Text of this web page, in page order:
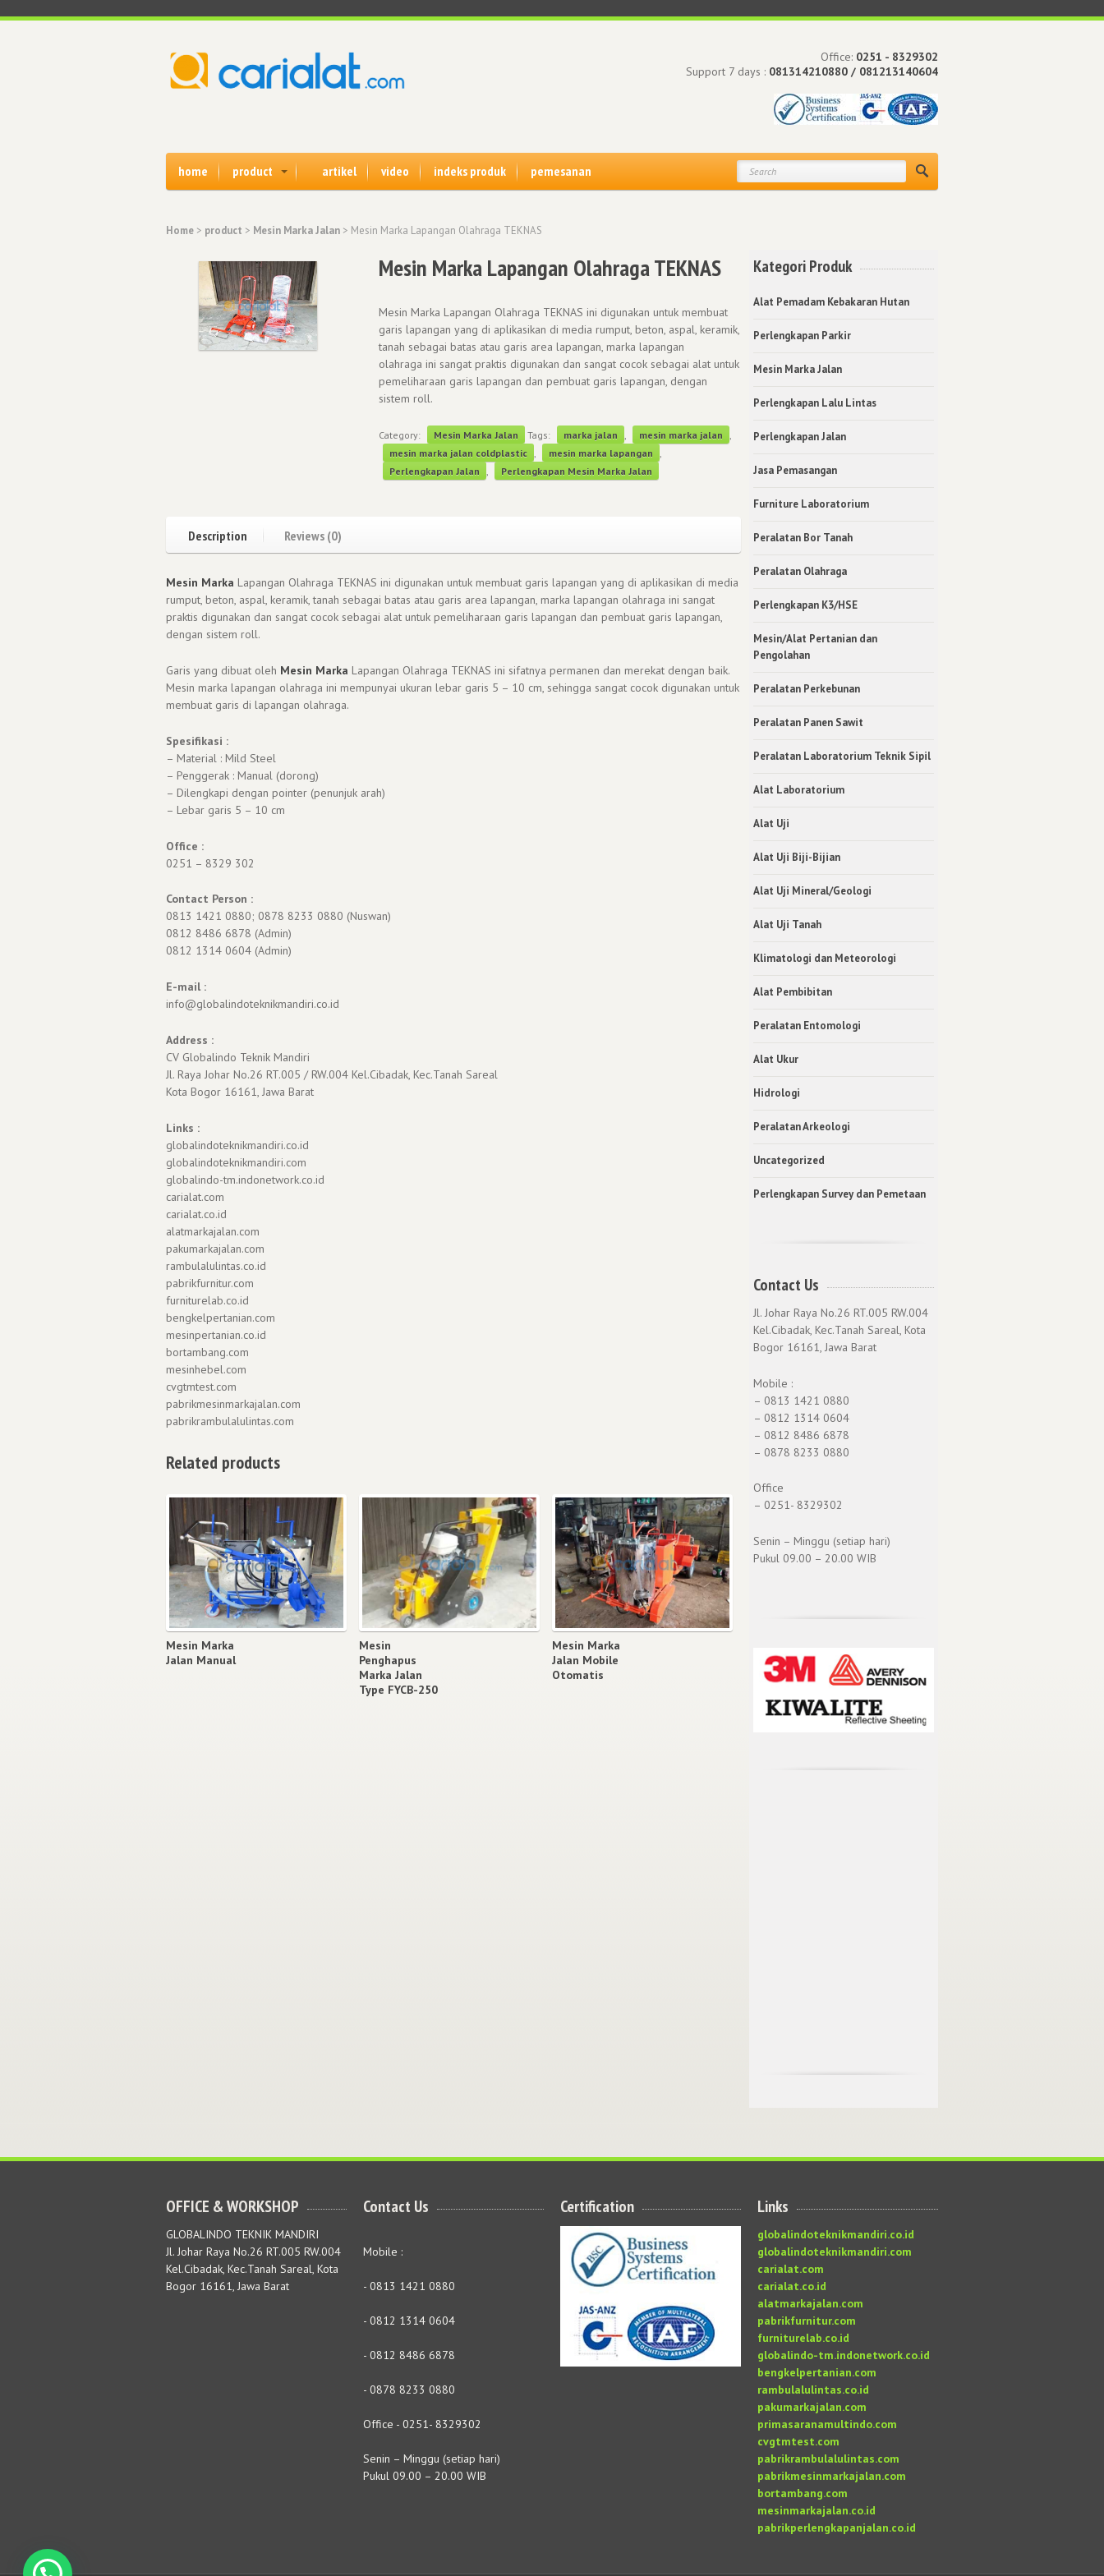
Office: 0251 - 8329302
Support 7 days : 081314210880 / 081213140604
home product artikel video indeks produk pemesanan
Home > product > Mesin Marka Jalan > Mesin Marka Lapangan Olahraga TEKNAS
Mesin Marka Lapangan Olahraga TEKNAS
Mesin Marka Lapangan Olahraga TEKNAS ini digunakan untuk membuat
garis lapangan yang di aplikasikan di media rumput, beton, aspal, keramik,
tanah sebagai batas atau garis area lapangan, marka lapangan
olahraga ini sangat praktis digunakan dan sangat cocok sebagai alat untuk
pemeliharaan garis lapangan dan pembuat garis lapangan, dengan
sistem roll.
Category: Mesin Marka Jalan Tags: marka jalan , mesin marka jalan ,
mesin marka jalan coldplastic , mesin marka lapangan ,
Perlengkapan Jalan , Perlengkapan Mesin Marka Jalan
Description Reviews (0)
Mesin Marka Lapangan Olahraga TEKNAS ini digunakan untuk membuat garis lapangan yang di aplikasikan di media
rumput, beton, aspal, keramik, tanah sebagai batas atau garis area lapangan, marka lapangan olahraga ini sangat
praktis digunakan dan sangat cocok sebagai alat untuk pemeliharaan garis lapangan dan pembuat garis lapangan,
dengan sistem roll.
Garis yang dibuat oleh Mesin Marka Lapangan Olahraga TEKNAS ini sifatnya permanen dan merekat dengan baik.
Mesin marka lapangan olahraga ini mempunyai ukuran lebar garis 5 – 10 cm, sehingga sangat cocok digunakan untuk
membuat garis di lapangan olahraga.
Spesifikasi :
– Material : Mild Steel
– Penggerak : Manual (dorong)
– Dilengkapi dengan pointer (penunjuk arah)
– Lebar garis 5 – 10 cm
Office :
0251 – 8329 302
Contact Person :
0813 1421 0880; 0878 8233 0880 (Nuswan)
0812 8486 6878 (Admin)
0812 1314 0604 (Admin)
E-mail :
info@globalindoteknikmandiri.co.id
Address :
CV Globalindo Teknik Mandiri
Jl. Raya Johar No.26 RT.005 / RW.004 Kel.Cibadak, Kec.Tanah Sareal
Kota Bogor 16161, Jawa Barat
Links :
globalindoteknikmandiri.co.id
globalindoteknikmandiri.com
globalindo-tm.indonetwork.co.id
carialat.com
carialat.co.id
alatmarkajalan.com
pakumarkajalan.com
rambulalulintas.co.id
pabrikfurnitur.com
furniturelab.co.id
bengkelpertanian.com
mesinpertanian.co.id
bortambang.com
mesinhebel.com
cvgtmtest.com
pabrikmesinmarkajalan.com
pabrikrambulalulintas.com
Related products
Mesin Marka
Jalan Manual
Mesin
Penghapus
Marka Jalan
Type FYCB-250
Mesin Marka
Jalan Mobile
Otomatis
Kategori Produk
Alat Pemadam Kebakaran Hutan
Perlengkapan Parkir
Mesin Marka Jalan
Perlengkapan Lalu Lintas
Perlengkapan Jalan
Jasa Pemasangan
Furniture Laboratorium
Peralatan Bor Tanah
Peralatan Olahraga
Perlengkapan K3/HSE
Mesin/Alat Pertanian dan
Pengolahan
Peralatan Perkebunan
Peralatan Panen Sawit
Peralatan Laboratorium Teknik Sipil
Alat Laboratorium
Alat Uji
Alat Uji Biji-Bijian
Alat Uji Mineral/Geologi
Alat Uji Tanah
Klimatologi dan Meteorologi
Alat Pembibitan
Peralatan Entomologi
Alat Ukur
Hidrologi
Peralatan Arkeologi
Uncategorized
Perlengkapan Survey dan Pemetaan
Contact Us
Jl. Johar Raya No.26 RT.005 RW.004
Kel.Cibadak, Kec.Tanah Sareal, Kota
Bogor 16161, Jawa Barat
Mobile :
– 0813 1421 0880
– 0812 1314 0604
– 0812 8486 6878
– 0878 8233 0880
Office
– 0251- 8329302
Senin – Minggu (setiap hari)
Pukul 09.00 – 20.00 WIB
OFFICE & WORKSHOP
GLOBALINDO TEKNIK MANDIRI
Jl. Johar Raya No.26 RT.005 RW.004
Kel.Cibadak, Kec.Tanah Sareal, Kota
Bogor 16161, Jawa Barat
Contact Us
Mobile :
- 0813 1421 0880
- 0812 1314 0604
- 0812 8486 6878
- 0878 8233 0880
Office - 0251- 8329302
Senin – Minggu (setiap hari)
Pukul 09.00 – 20.00 WIB
Certification Links
globalindoteknikmandiri.co.id
globalindoteknikmandiri.com
carialat.com
carialat.co.id
alatmarkajalan.com
pabrikfurnitur.com
furniturelab.co.id
globalindo-tm.indonetwork.co.id
bengkelpertanian.com
rambulalulintas.co.id
pakumarkajalan.com
primasaranamultindo.com
cvgtmtest.com
pabrikrambulalulintas.com
pabrikmesinmarkajalan.com
bortambang.com
mesinmarkajalan.co.id
pabrikperlengkapanjalan.co.id